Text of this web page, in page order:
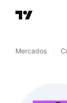
Mercados